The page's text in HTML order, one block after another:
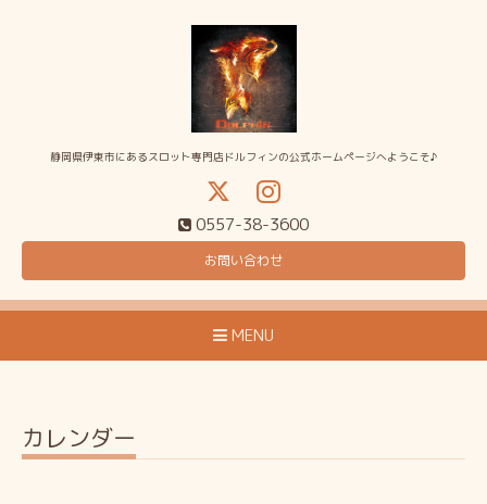
静岡県伊東市にあるスロット専門店ドルフィンの公式ホームページへようこそ♪
0557-38-3600
お問い合わせ
MENU
カレンダー